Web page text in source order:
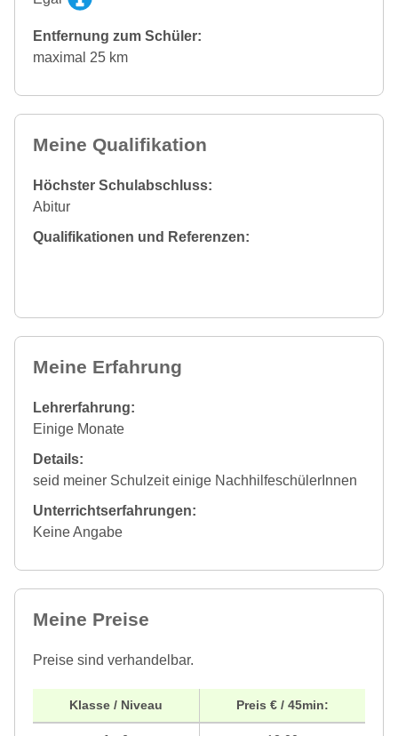
Entfernung zum Schüler:
maximal 25 km
Meine Qualifikation
Höchster Schulabschluss:
Abitur
Qualifikationen und Referenzen:
Meine Erfahrung
Lehrerfahrung:
Einige Monate
Details:
seid meiner Schulzeit einige NachhilfeschülerInnen
Unterrichtserfahrungen:
Keine Angabe
Meine Preise
Preise sind verhandelbar.
Klasse / Niveau Preis € / 45min: